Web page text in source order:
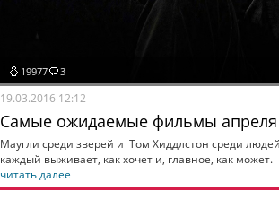
19977 3
19.03.2016 12:12
Самые ожидаемые фильмы апреля
Маугли среди зверей и Том Хиддлстон среди
каждый выживает, как хочет и, главное, как может.
читать далее